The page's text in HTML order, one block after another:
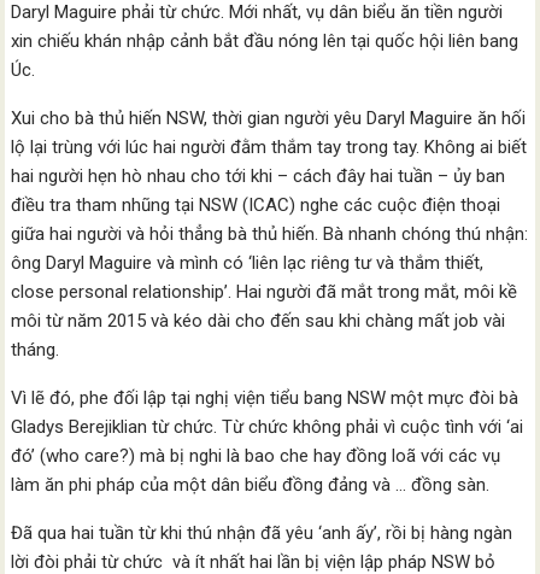
Daryl Maguire phải từ chức. Mới nhất, vụ dân biểu ăn tiền người
xin chiếu khán nhập cảnh bắt đầu nóng lên tại quốc hội liên bang
Úc.
Xui cho bà thủ hiến NSW, thời gian người yêu Daryl Maguire ăn hối
lộ lại trùng với lúc hai người đằm thắm tay trong tay. Không ai biết
hai người hẹn hò nhau cho tới khi – cách đây hai tuần – ủy ban
điều tra tham nhũng tại NSW (ICAC) nghe các cuộc điện thoại
giữa hai người và hỏi thẳng bà thủ hiến. Bà nhanh chóng thú nhận:
ông Daryl Maguire và mình có ‘liên lạc riêng tư và thắm thiết,
close personal relationship’. Hai người đã mắt trong mắt, môi kề
môi từ năm 2015 và kéo dài cho đến sau khi chàng mất job vài
tháng.
Vì lẽ đó, phe đối lập tại nghị viện tiểu bang NSW một mực đòi bà
Gladys Berejiklian từ chức. Từ chức không phải vì cuộc tình với ‘ai
đó’ (who care?) mà bị nghi là bao che hay đồng loã với các vụ
làm ăn phi pháp của một dân biểu đồng đảng và … đồng sàn.
Đã qua hai tuần từ khi thú nhận đã yêu ‘anh ấy’, rồi bị hàng ngàn
lời đòi phải từ chức và ít nhất hai lần bị viện lập pháp NSW bỏ